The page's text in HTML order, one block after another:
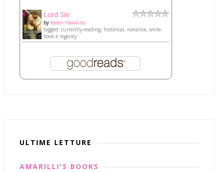
Lord Sin
by Karen Hawkins
tagged: currently-reading, historical, romance, smile-
book e regency
ULTIME LETTURE
AMARILLI'S BOOKS